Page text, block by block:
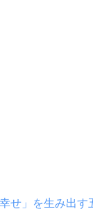
せ」を生み出す